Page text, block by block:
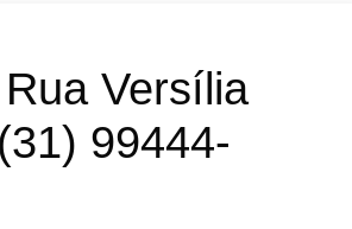
Versília
99444-